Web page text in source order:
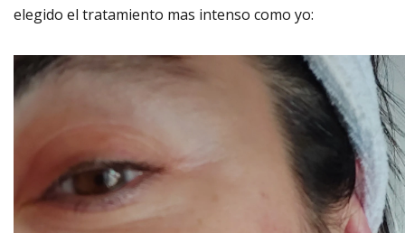
elegido el tratamiento mas intenso como yo: